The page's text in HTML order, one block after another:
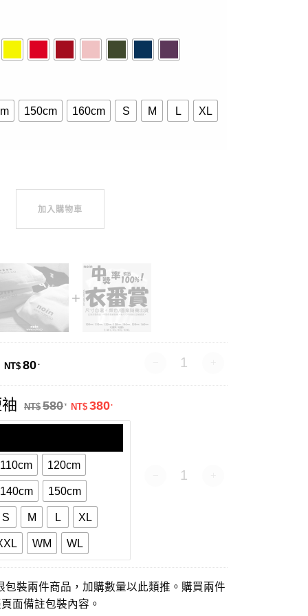
150cm 160cm S M L XL
袖.長袖10色 數量
加入購物車
NT$ 80. 禮品包裝 數量
NT$ 580. 原始價格：NT$580.。
NT$ 380.目前價格：NT$380.。
110cm 120cm
140cm 150cm
S M L XL
WM WL
衣番賞-短袖 數量
裝兩件商品，加購數量以此類推。購買兩件
面備註包裝內容。